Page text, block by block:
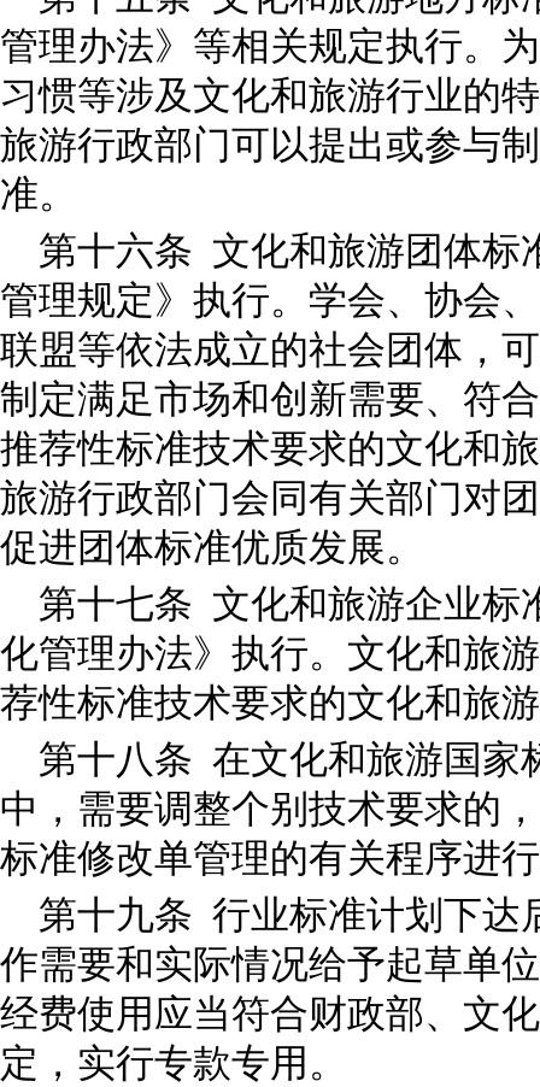
管理办法》等相关规定执行。
习惯等涉及文化和旅游行业的
旅游行政部门可以提出或参与
准。
第十六条 文化和旅游团体标
管理规定》执行。学会、协会
联盟等依法成立的社会团体，
制定满足市场和创新需要、符
推荐性标准技术要求的文化和
旅游行政部门会同有关部门对
促进团体标准优质发展。
第十七条 文化和旅游企业标
化管理办法》执行。文化和旅
荐性标准技术要求的文化和旅
第十八条 在文化和旅游国家
中，需要调整个别技术要求的
标准修改单管理的有关程序进
第十九条 行业标准计划下达
作需要和实际情况给予起草单
经费使用应当符合财政部、文
定，实行专款专用。